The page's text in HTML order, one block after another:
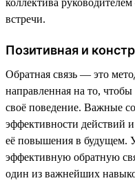
встречи.
Позитивная и
Обратная связь — это
направленная на то, чтобы
своё поведение. Важные
эффективности действий
её повышения в будущем.
эффективную обратную
один из важнейших